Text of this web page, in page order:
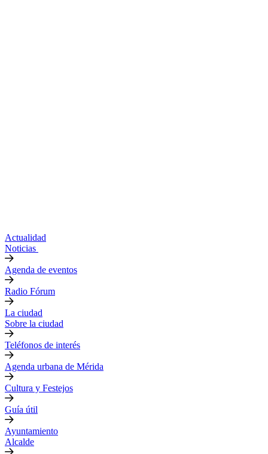
Actualidad
Noticias
Agenda de eventos
Radio Fórum
La ciudad
Sobre la ciudad
Teléfonos de interés
Agenda urbana de Mérida
Cultura y Festejos
Guía útil
Ayuntamiento
Alcalde